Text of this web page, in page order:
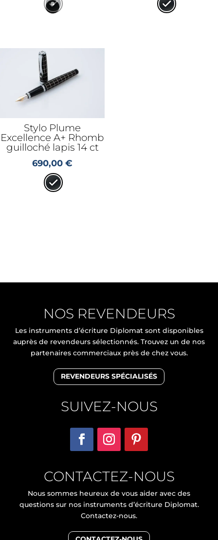
Stylo Plume
Excellence A+ Rhomb
guilloché lapis 14 ct
690,00€
NOS REVENDEURS
Les instruments d’écriture Diplomat sont disponibles
auprès de revendeurs sélectionnés. Trouvez un de nos
partenaires commerciaux près de chez vous.
REVENDEURS SPÉCIALISÉS
SUIVEZ-NOUS
CONTACTEZ-NOUS
Nous sommes heureux de vous aider avec des
questions sur nos instruments d’écriture Diplomat.
Contactez-nous.